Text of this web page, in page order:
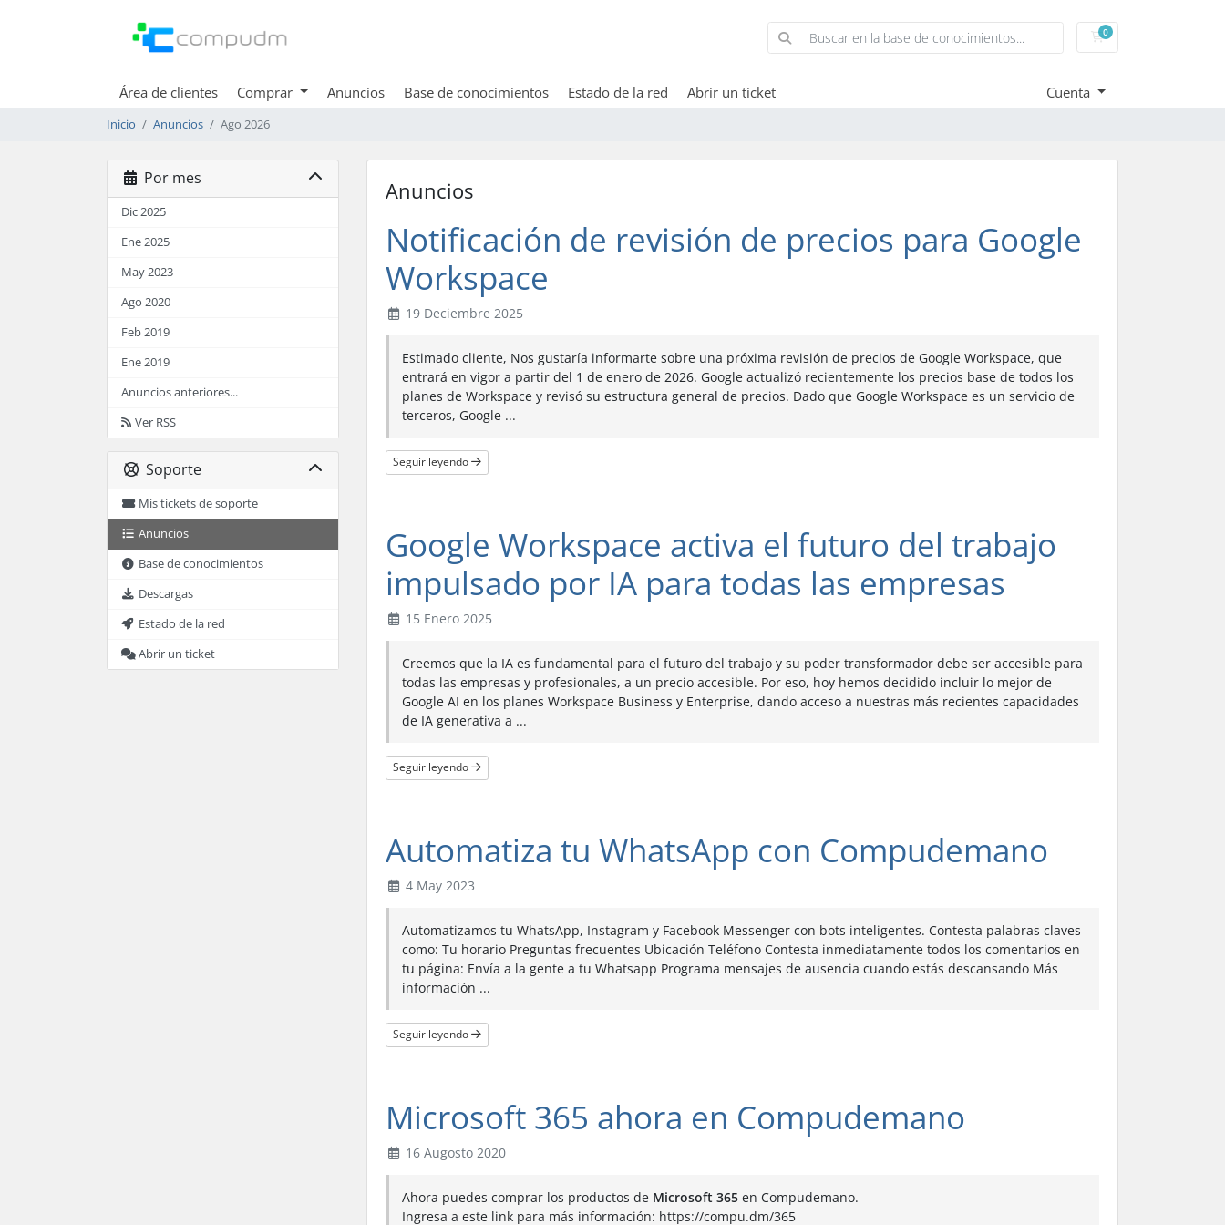
0Carrito de pedidos
Área de clientes Comprar Anuncios Base de conocimientos Estado de la red Abrir un ticket Cuenta
Inicio Anuncios Ago 2026
Por mes
Dic 2025
Ene 2025
May 2023
Ago 2020
Feb 2019
Ene 2019
Anuncios anteriores...
Ver RSS
Soporte
Mis tickets de soporte
Anuncios
Base de conocimientos
Descargas
Estado de la red
Abrir un ticket
Anuncios
Notificación de revisión de precios para Google
Workspace
19 Deciembre 2025
Estimado cliente, Nos gustaría informarte sobre una próxima revisión de precios de Google Workspace, que
entrará en vigor a partir del 1 de enero de 2026. Google actualizó recientemente los precios base de todos los
planes de Workspace y revisó su estructura general de precios. Dado que Google Workspace es un servicio de
terceros, Google ...
Seguir leyendo
Google Workspace activa el futuro del trabajo
impulsado por IA para todas las empresas
15 Enero 2025
Creemos que la IA es fundamental para el futuro del trabajo y su poder transformador debe ser accesible para
todas las empresas y profesionales, a un precio accesible. Por eso, hoy hemos decidido incluir lo mejor de
Google AI en los planes Workspace Business y Enterprise, dando acceso a nuestras más recientes capacidades
de IA generativa a ...
Seguir leyendo
Automatiza tu WhatsApp con Compudemano
4 May 2023
Automatizamos tu WhatsApp, Instagram y Facebook Messenger con bots inteligentes. Contesta palabras claves
como: Tu horario Preguntas frecuentes Ubicación Teléfono Contesta inmediatamente todos los comentarios en
tu página: Envía a la gente a tu Whatsapp Programa mensajes de ausencia cuando estás descansando Más
información ...
Seguir leyendo
Microsoft 365 ahora en Compudemano
16 Augosto 2020
Ahora puedes comprar los productos de Microsoft 365 en Compudemano.
Ingresa a este link para más información: https://compu.dm/365